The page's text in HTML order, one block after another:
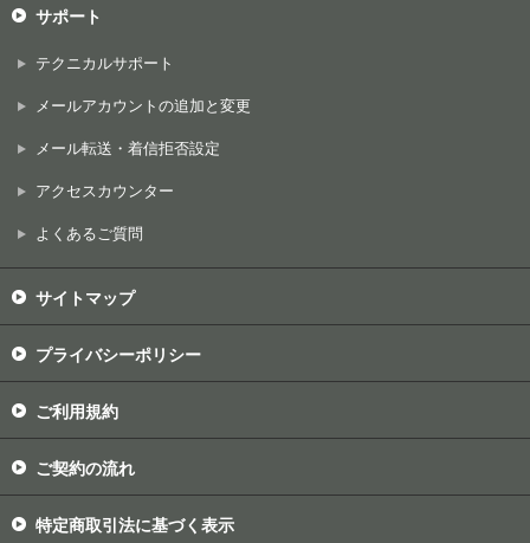
サポート
テクニカルサポート
メールアカウントの追加と変更
メール転送・着信拒否設定
アクセスカウンター
よくあるご質問
サイトマップ
プライバシーポリシー
ご利用規約
ご契約の流れ
特定商取引法に基づく表示